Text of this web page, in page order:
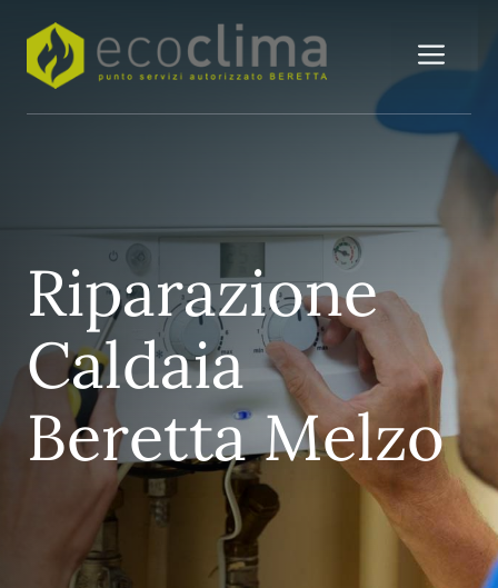
contenuto
Riparazione
Caldaia
Beretta Melzo